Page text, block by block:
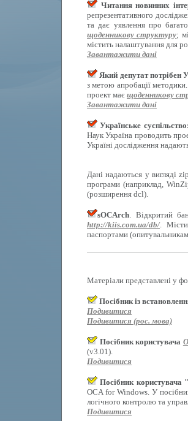
Читання новинних
репрезентативного
та дає уявлення про
щоденникову структуру;
містить налаштування для
Завантажити дані
Який депутат потрібен
з метою апробації
проект має щоденникову
Завантажити дані
Українське
Наук Україна проводить
Україні дослідження
Дані надаються у вигляді
програми (наприклад,
(розширення dcl).
sOCArch. Відкритий
http://kiis.com.ua/db/.
паспортами
Матеріали представлені у
Посібник із
Подивитися
Подивитися (рос. мова)
Посібник користувача
(v3.01).
Подивитися
Посібник користувача
OCA for Windows. У
логічного контролю та
Подивитися